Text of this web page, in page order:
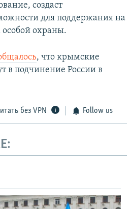
создаст
для поддержания на
охраны.
, что крымские
в подчинение России в
без VPN Follow us